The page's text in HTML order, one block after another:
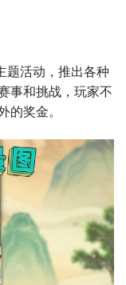
题活动，推出各种
事和挑战，玩家不
的奖金。